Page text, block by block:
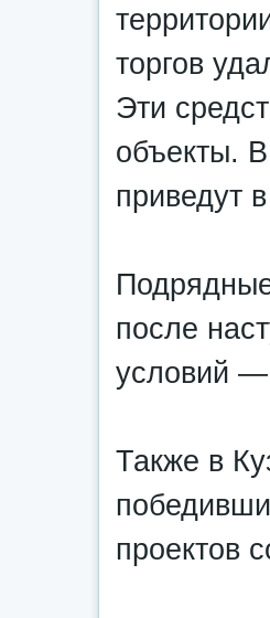
торгов
Эти
объекты.
приведут
после
условий —
Также в
проектов